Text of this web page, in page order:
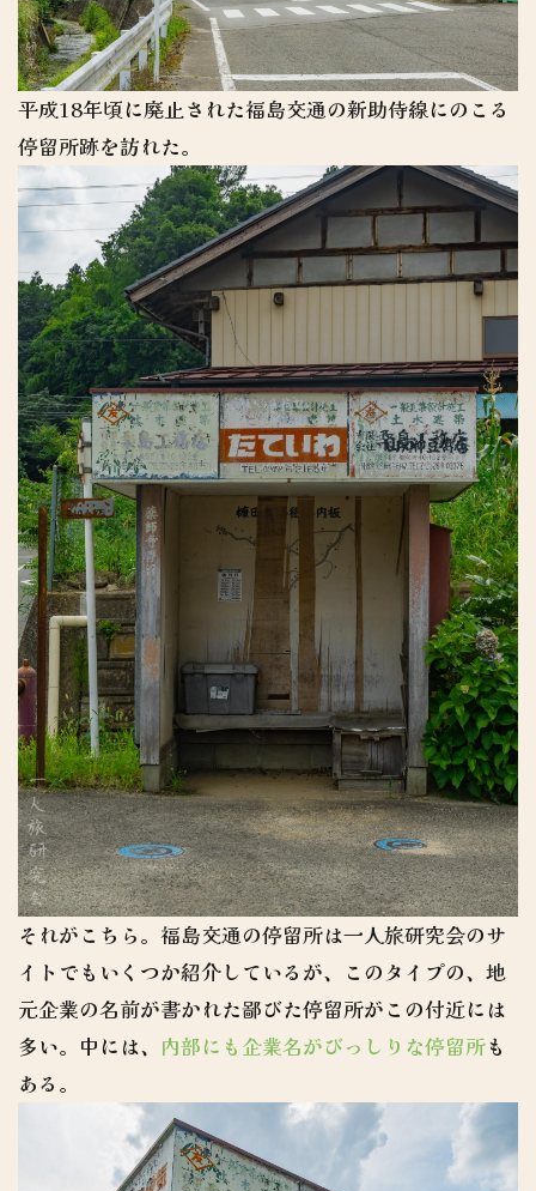
平成18年頃に廃止された福島交通の新助侍線にのこる
停留所跡を訪れた。
それがこちら。福島交通の停留所は一人旅研究会のサ
イトでもいくつか紹介しているが、このタイプの、地
元企業の名前が書かれた鄙びた停留所がこの付近には
多い。中には、 内部にも企業名がびっしりな停留所も
ある。